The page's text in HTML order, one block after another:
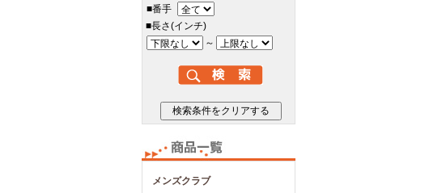
■番手
■長さ(インチ)
～
メンズクラブ